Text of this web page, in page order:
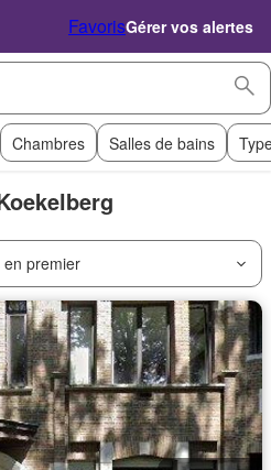
FavorisGérer vos alertes
Chambres Salles de bains
en premier